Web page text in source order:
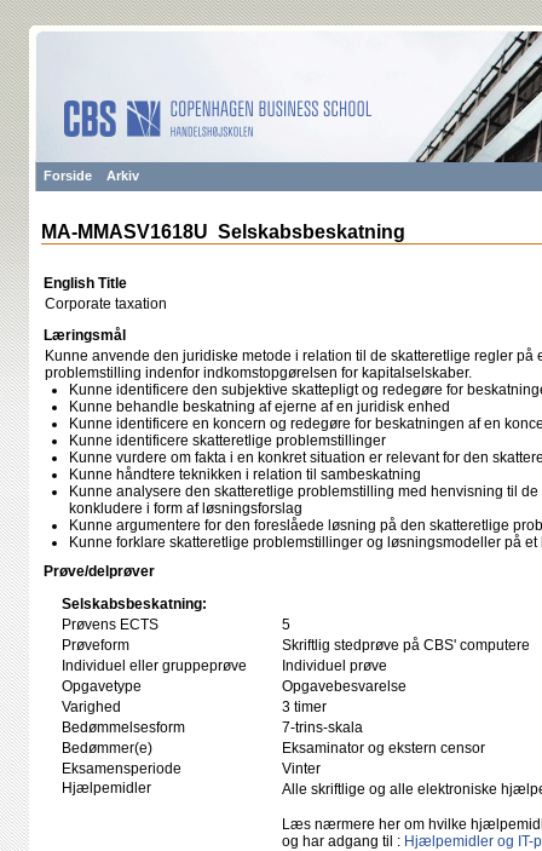
Forside Arkiv
MA-MMASV1618U Selskabsbeskatning
English Title
Corporate taxation
Læringsmål
Kunne anvende den juridiske metode i relation til de skatteretlige regler på
problemstilling indenfor indkomstopgørelsen for kapitalselskaber.
Kunne identificere den subjektive skattepligt og redegøre for
Kunne behandle beskatning af ejerne af en juridisk enhed
Kunne identificere en koncern og redegøre for beskatningen af en
Kunne identificere skatteretlige problemstillinger
Kunne vurdere om fakta i en konkret situation er relevant for den
Kunne håndtere teknikken i relation til sambeskatning
Kunne analysere den skatteretlige problemstilling med henvisning til
konkludere i form af løsningsforslag
Kunne argumentere for den foreslåede løsning på den skatteretlige
Kunne forklare skatteretlige problemstillinger og løsningsmodeller på et
Prøve/delprøver
Selskabsbeskatning:
Prøvens ECTS
5
Prøveform
Skriftlig stedprøve på CBS' computere
Individuel eller gruppeprøve
Individuel prøve
Opgavetype
Opgavebesvarelse
Varighed
3 timer
Bedømmelsesform
7-trins-skala
Bedømmer(e)
Eksaminator og ekstern censor
Eksamensperiode
Vinter
Hjælpemidler
Alle skriftlige og alle elektroniske
Læs nærmere her om hvilke
og har adgang til : Hjælpemidler og IT-